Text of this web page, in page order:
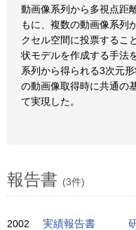
動画像系列から多視点距
もに、複数の動画像系列
クセル空間に投票するこ
状モデルを作成する手法
系列から得られる3次元
の動画像取得時に共通の
て実現した。
報告書 (3件)
2002 実績報告書